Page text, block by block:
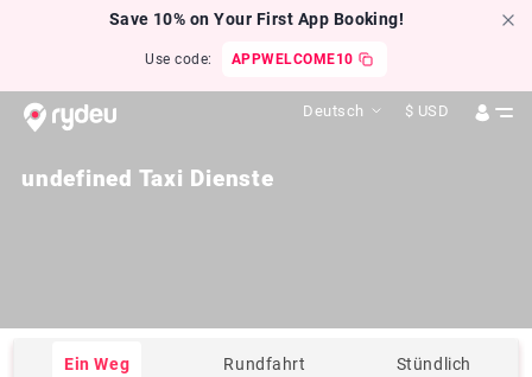
Save 10% on Your First App Booking!
Use code: APPWELCOME10
Deutsch $ USD
undefined Taxi Dienste
Ein Weg Rundfahrt Stündlich